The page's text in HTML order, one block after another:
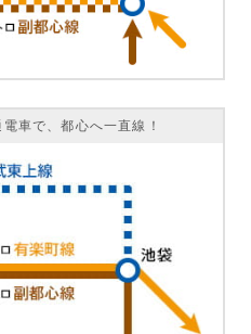
車で、都心へ一直線！